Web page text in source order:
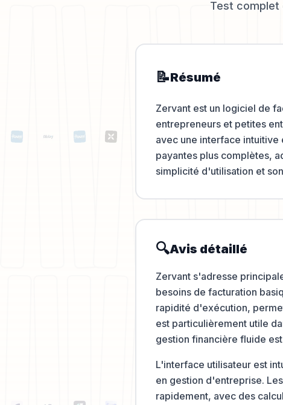
Test complet
📝Résumé
Zervant est un logiciel de
entrepreneurs et petites
avec une interface
payantes plus complètes,
simplicité d'utilisation et
🔍Avis détaillé
Zervant s'adresse
besoins de facturation
rapidité d'exécution,
est particulièrement utile
gestion financière fluide
L'interface utilisateur est
en gestion d'entreprise.
rapidement, avec des